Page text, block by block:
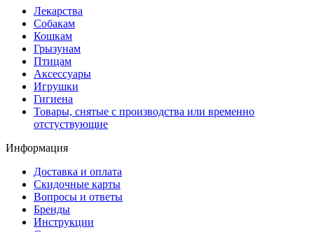
Лекарства
Собакам
Кошкам
Грызунам
Птицам
Аксессуары
Игрушки
Гигиена
Товары, снятые с производства или временно
отстуствующие
Информация
Доставка и оплата
Скидочные карты
Вопросы и ответы
Бренды
Инструкции